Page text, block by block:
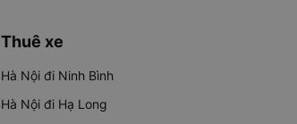
Thuê xe
Hà Nội đi Ninh Bình
Hà Nội đi Hạ Long